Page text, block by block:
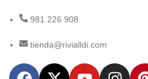
981 226 908
tienda@rivialldi.com